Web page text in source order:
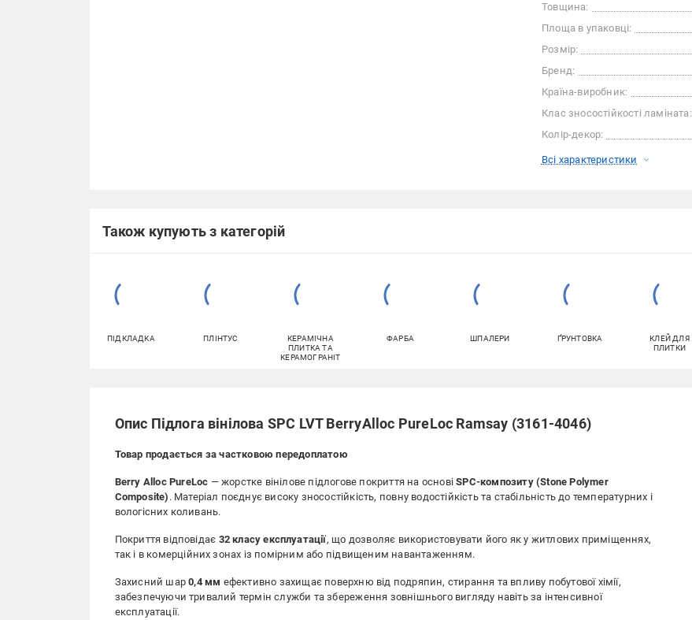
Товщина:
Площа в упаковці:
Розмір:
Бренд:
Країна-виробник:
Клас зносостійкості ламіната:
Колір-декор:
Всі характеристики
Також купують з категорій
ПІДКЛАДКА ПЛІНТУС
КЕРАМІЧНА
ПЛИТКА ТА
КЕРАМОГРАНІТ
ФАРБА ШПАЛЕРИ ҐРУНТОВКА
КЛЕЙ ДЛЯ
ПЛИТКИ
Опис Підлога вінілова SPC LVT BerryAlloc PureLoc Ramsay (3161-4046)
Товар продається за частковою передоплатою
Berry Alloc PureLoc — жорстке вінілове підлогове покриття на основіSPC-композиту (Stone Polymer
Composite) . Матеріал поєднує високу зносостійкість, повну водостійкість та стабільність до температурних і
вологісних коливань.
Покриття відповідає 32 класу експлуатації, що дозволяє використовувати його як у житлових приміщеннях,
так і в комерційних зонах із помірним або підвищеним навантаженням.
Захисний шар0,4 мм ефективно захищає поверхню від подряпин, стирання та впливу побутової хімії,
забезпечуючи тривалий термін служби та збереження зовнішнього вигляду навіть за інтенсивної
експлуатації.